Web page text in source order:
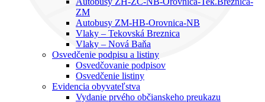
ZM
Autobusy ZM-HB-Orovnica-NB
Vlaky – Tekovská Breznica
Vlaky – Nová Baňa
Osvedčenie podpisu a listiny
Osvedčovanie podpisov
Osvedčenie listiny
Evidencia obyvateľstva
Vydanie prvého občianskeho preukazu